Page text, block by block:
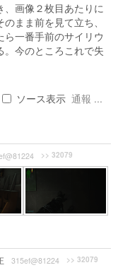
画像２枚目あたりに
まま前を見て立ち、
一番手前のサイリウ
。今のところこれで失
ソース表示 通報 ...
>> 32079
315ef@81224 >> 32079